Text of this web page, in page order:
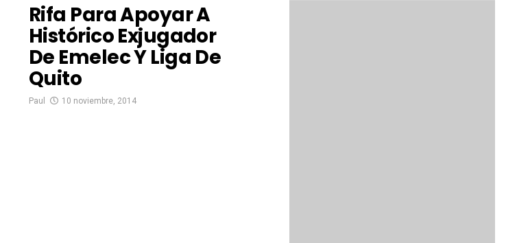
Rifa Para Apoyar A
Histórico Exjugador
De Emelec Y Liga De
Quito
Paul 10 noviembre, 2014